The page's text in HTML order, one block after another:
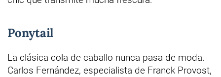
Ponytail
La clásica cola de caballo nunca pasa de moda.
Carlos Fernández, especialista de Franck Provost,